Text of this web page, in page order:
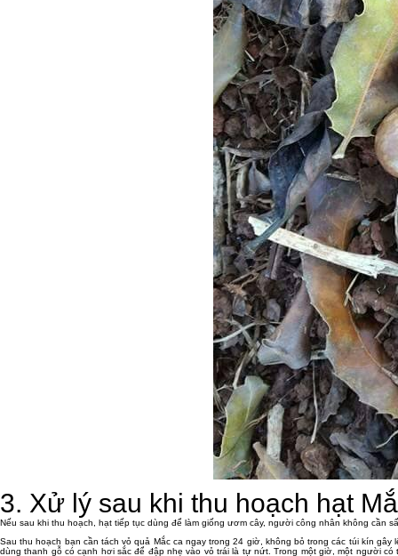
3. Xử lý sau khi thu hoạch hạt
Nếu sau khi thu hoạch, hạt tiếp tục dùng để làm giống ươm cây, người công nhân không cần
Sau thu hoạch bạn cần tách vỏ quả Mắc ca ngay trong 24 giờ, không bỏ trong các túi kín
dùng thanh gỗ có cạnh hơi sắc để đập nhẹ vào vỏ trái là tự nứt. Trong một giờ, một người